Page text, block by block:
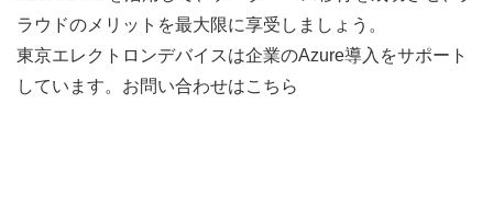
ラウドのメリットを最大限に享受しましょう。
東京エレクトロンデバイスは企業のAzure導入をサポート
しています。 お問い合わせはこちら